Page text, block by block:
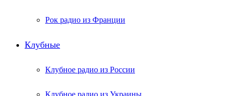
Рок радио из Франции
Клубные
Клубное радио из России
Клубное радио из Украины